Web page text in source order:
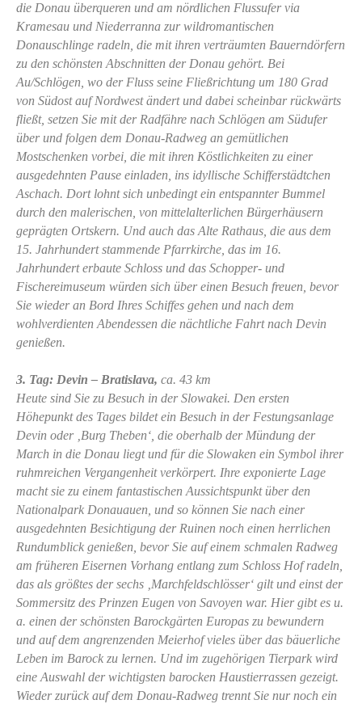
die Donau überqueren und am nördlichen Flussufer via
Kramesau und Niederranna zur wildromantischen
Donauschlinge radeln, die mit ihren verträumten Bauerndörfern
zu den schönsten Abschnitten der Donau gehört. Bei
Au/Schlögen, wo der Fluss seine Fließrichtung um 180 Grad
von Südost auf Nordwest ändert und dabei scheinbar rückwärts
fließt, setzen Sie mit der Radfähre nach Schlögen am Südufer
über und folgen dem Donau-Radweg an gemütlichen
Mostschenken vorbei, die mit ihren Köstlichkeiten zu einer
ausgedehnten Pause einladen, ins idyllische Schifferstädtchen
Aschach. Dort lohnt sich unbedingt ein entspannter Bummel
durch den malerischen, von mittelalterlichen Bürgerhäusern
geprägten Ortskern. Und auch das Alte Rathaus, die aus dem
15. Jahrhundert stammende Pfarrkirche, das im 16.
Jahrhundert erbaute Schloss und das Schopper- und
Fischereimuseum würden sich über einen Besuch freuen, bevor
Sie wieder an Bord Ihres Schiffes gehen und nach dem
wohlverdienten Abendessen die nächtliche Fahrt nach Devin
genießen.
3. Tag: Devin – Bratislava, ca. 43 km
Heute sind Sie zu Besuch in der Slowakei. Den ersten
Höhepunkt des Tages bildet ein Besuch in der Festungsanlage
Devin oder ‚Burg Theben‘, die oberhalb der Mündung der
March in die Donau liegt und für die Slowaken ein Symbol ihrer
ruhmreichen Vergangenheit verkörpert. Ihre exponierte Lage
macht sie zu einem fantastischen Aussichtspunkt über den
Nationalpark Donauauen, und so können Sie nach einer
ausgedehnten Besichtigung der Ruinen noch einen herrlichen
Rundumblick genießen, bevor Sie auf einem schmalen Radweg
am früheren Eisernen Vorhang entlang zum Schloss Hof radeln,
das als größtes der sechs ‚Marchfeldschlösser‘ gilt und einst der
Sommersitz des Prinzen Eugen von Savoyen war. Hier gibt es u.
a. einen der schönsten Barockgärten Europas zu bewundern
und auf dem angrenzenden Meierhof vieles über das bäuerliche
Leben im Barock zu lernen. Und im zugehörigen Tierpark wird
eine Auswahl der wichtigsten barocken Haustierrassen gezeigt.
Wieder zurück auf dem Donau-Radweg trennt Sie nur noch ein